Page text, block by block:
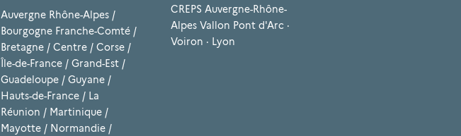
Auvergne Rhône-Alpes /
Bourgogne Franche-Comté /
Bretagne / Centre / Corse /
Île-de-France / Grand-Est /
Guadeloupe / Guyane /
Hauts-de-France / La
Réunion / Martinique /
Mayotte / Normandie /
CREPS Auvergne-Rhône-
Alpes Vallon Pont d'Arc ·
Voiron · Lyon